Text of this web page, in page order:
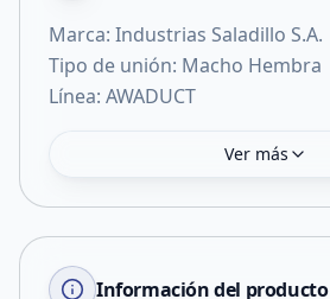
Marca: Industrias Saladillo S.A.
Tipo de unión: Macho Hembra
Línea: AWADUCT
Ver más
Información del producto